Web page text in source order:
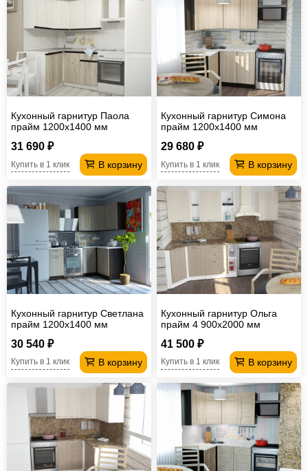
Кухонный гарнитур Паола
прайм 1200х1400 мм
31 690 ₽
В корзину
Купить в 1 клик
Кухонный гарнитур Симона
прайм 1200х1400 мм
29 680 ₽
В корзину
Купить в 1 клик
Кухонный гарнитур Светлана
прайм 1200х1400 мм
30 540 ₽
В корзину
Купить в 1 клик
Кухонный гарнитур Ольга
прайм 4 900х2000 мм
41 500 ₽
В корзину
Купить в 1 клик